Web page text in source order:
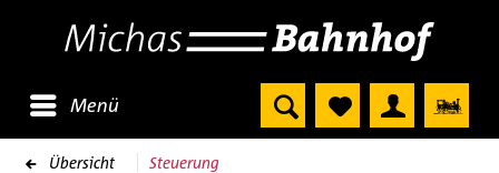
Menü
Übersicht Steuerung